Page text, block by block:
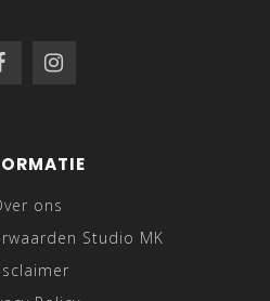
ons
Studio MK